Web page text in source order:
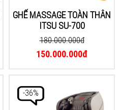
GHẾ MASSAGE TOÀN THÂN
ITSU SU-700
180.000.000đ
150.000.000đ
-36%